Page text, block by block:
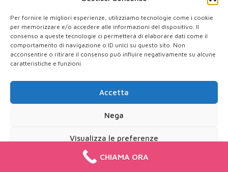
Per fornire le migliori esperienze, utilizziamo tecnologie come i cookie
per memorizzare e/o accedere alle informazioni del dispositivo. Il
consenso a queste tecnologie ci permetterà di elaborare dati come il
comportamento di navigazione o ID unici su questo sito. Non
acconsentire o ritirare il consenso può influire negativamente su alcune
caratteristiche e funzioni.
Accetta
Nega
Visualizza le preferenze
Cookie PolicyPrivacy Policy
CHIAMA ORA